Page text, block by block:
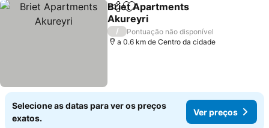
PartilharAdicionar aos favoritos
Briet Apartments
Akureyri
Ver preços
/
Pontuação não disponível
a 0.6 km de Centro da cidade
Selecione as datas para ver os preços
exatos.
Ver preços